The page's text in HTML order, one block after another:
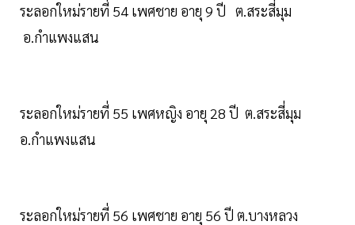
ระลอกใหม่รายที่ 54 เพศชาย อายุ 9 ปี ต.สระสี่มุม
อ.กำแพงแสน
ระลอกใหม่รายที่ 55 เพศหญิง อายุ 28 ปี ต.สระสี่มุม
อ.กำแพงแสน
ระลอกใหม่รายที่ 56 เพศชาย อายุ 56 ปี ต.บางหลวง